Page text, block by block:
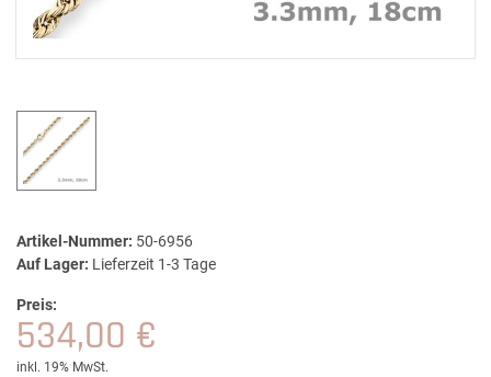
Artikel-Nummer: 50-6956
Auf Lager: Lieferzeit 1-3 Tage
Preis:
534,00 €
inkl. 19% MwSt.